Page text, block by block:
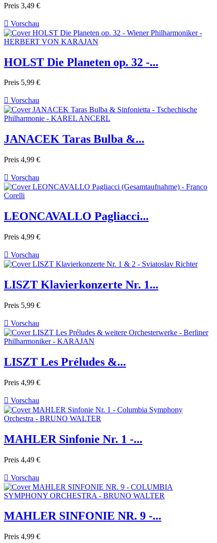
Preis 3,49 €
 Vorschau
HOLST Die Planeten op. 32 -...
Preis 5,99 €
 Vorschau
JANACEK Taras Bulba &...
Preis 4,99 €
 Vorschau
LEONCAVALLO Pagliacci...
Preis 4,99 €
 Vorschau
LISZT Klavierkonzerte Nr. 1...
Preis 5,99 €
 Vorschau
LISZT Les Préludes &...
Preis 4,99 €
 Vorschau
MAHLER Sinfonie Nr. 1 -...
Preis 4,49 €
 Vorschau
MAHLER SINFONIE NR. 9 -...
Preis 4,99 €